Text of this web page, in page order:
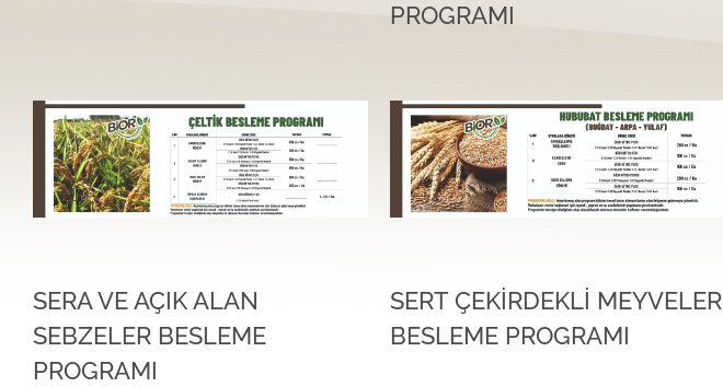
PROGRAMI
SERA VE AÇIK ALAN
SEBZELER BESLEME
PROGRAMI
SERT ÇEKİRDEKLİ MEYVELER
BESLEME PROGRAMI